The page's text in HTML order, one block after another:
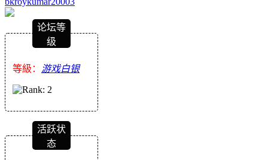
论坛等
级
等級： 游戏白银
活跃状
态